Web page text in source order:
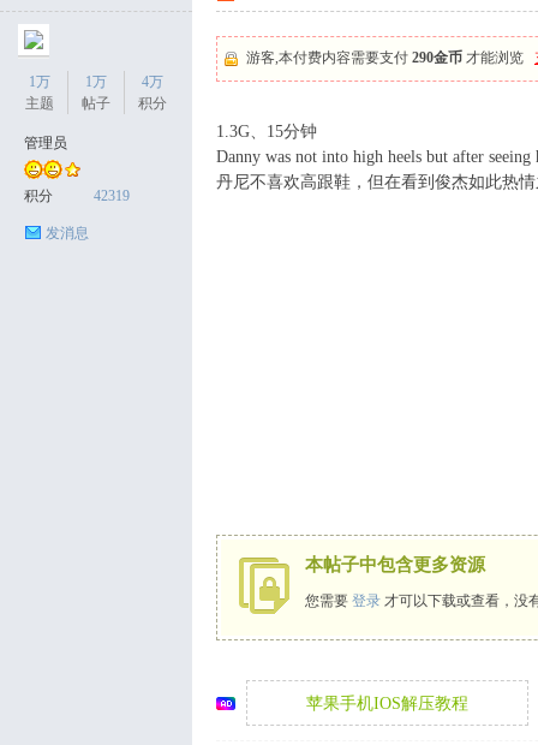
1万
主题
1万
帖子
4万
积分
管理员
积分 42319
发消息
游客,本付费内容需要支付 290金币 才能浏览
1.3G、15分钟
Danny was not into high heels but after
丹尼不喜欢高跟鞋，但在看到俊杰如此热
本帖子中包含更多资源
您需要 登录 才可以下载或查看，没
苹果手机IOS解压教程